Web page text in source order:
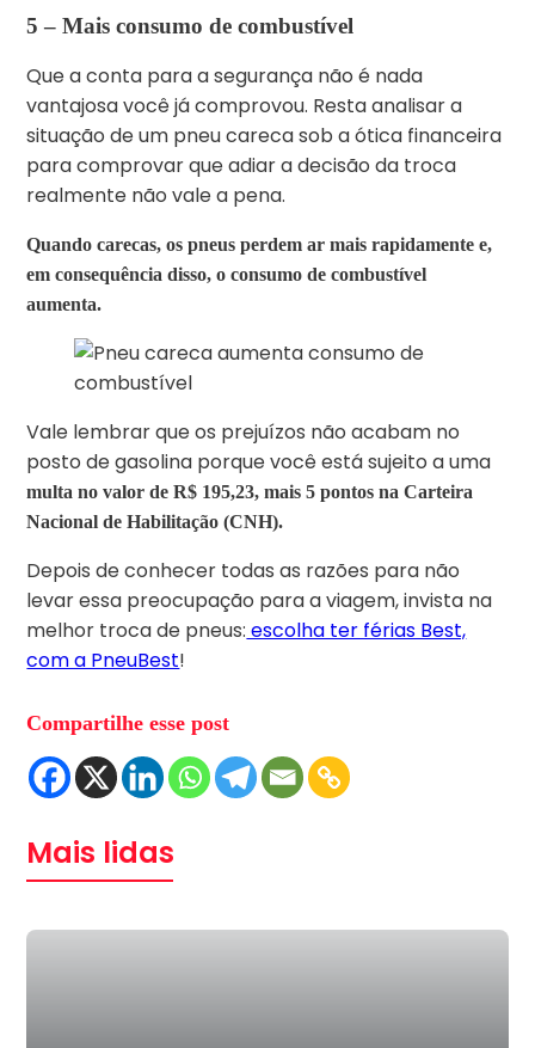
5 –Mais consumo de combustível
Que a conta para a segurança não é nada
vantajosa você já comprovou. Resta analisar a
situação de um pneu careca sob a ótica financeira
para comprovar que adiar a decisão da troca
realmente não vale a pena.
Quando carecas, os pneus perdem ar mais rapidamente e,
em consequência disso, o consumo de combustível
aumenta.
Vale lembrar que os prejuízos não acabam no
posto de gasolina porque você está sujeito a uma
multa no valor de R$ 195,23, mais 5 pontos na Carteira
Nacional de Habilitação (CNH).
Depois de conhecer todas as razões para não
levar essa preocupação para a viagem, invista na
melhor troca de pneus: escolha ter férias Best,
com a PneuBest!
Compartilhe esse post
Mais lidas